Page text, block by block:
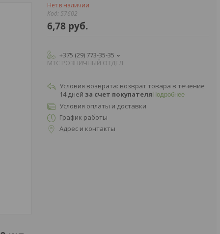
Нет в наличии
Код: 57602
6,78 руб.
+375 (29) 773-35-35
МТС РОЗНИЧНЫЙ ОТДЕЛ
возврат товара в течение
14 дней за счет покупателя Подробнее
Условия оплаты и доставки
График работы
Адрес и контакты